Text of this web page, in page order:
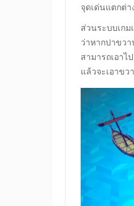
จุดเด่นแตกต่า
ส่วนระบบเก
ว่าหากปาขว
สามารถเอา
แล้วจะเอาข